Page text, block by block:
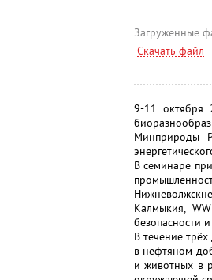
Загруженные
Скачать файл
9-11 октября
Минприроды
В семинаре
Калмыкия,
безопасности
В течение
в нефтяном
и животных в